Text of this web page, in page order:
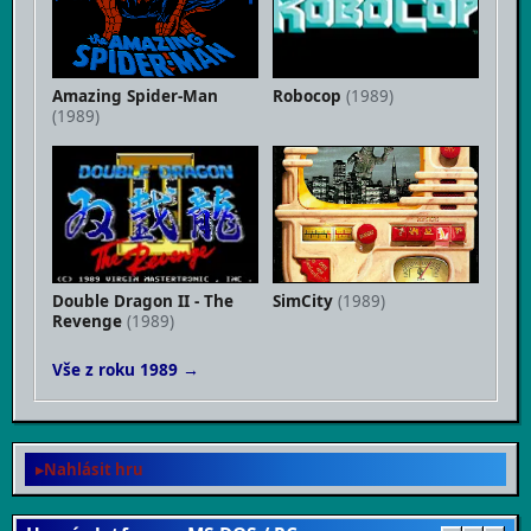
Amazing Spider-Man
(1989)
Robocop (1989)
Double Dragon II - The
Revenge (1989)
SimCity (1989)
Vše z roku 1989 →
Nahlásit hru